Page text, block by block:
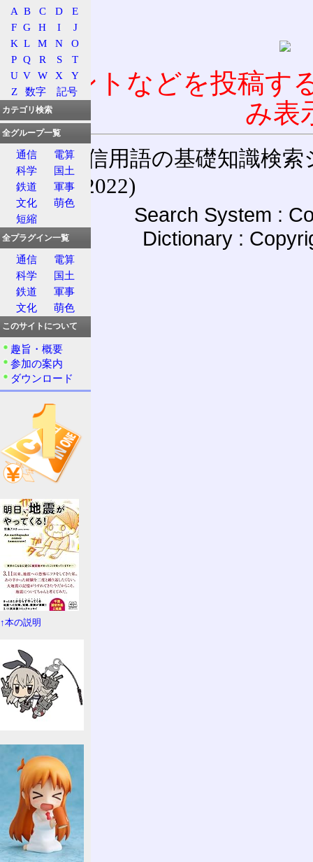
コメントなどを投稿す
み表
通信用語の基礎知識検索
(27-May-2022)
Search System :
Dictionary :
A B C D
E
F G H I
J
K L M N
O
P Q R S
T
U V W X
Y
Z
数字 記号
カテゴリ検索
全グループ一覧
通信
電算
科学
国土
鉄道
軍事
文化
萌色
短縮
全プラグイン一覧
通信
電算
科学
国土
鉄道
軍事
文化
萌色
このサイトについて
趣旨・概要
参加の案内
ダウンロード
↑本の説明